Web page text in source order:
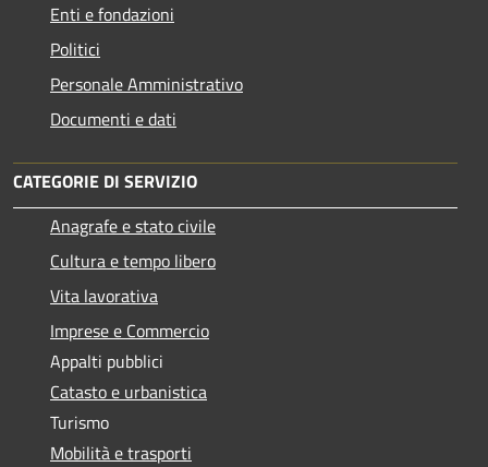
Enti e fondazioni
Politici
Personale Amministrativo
Documenti e dati
CATEGORIE DI SERVIZIO
Anagrafe e stato civile
Cultura e tempo libero
Vita lavorativa
Imprese e Commercio
Appalti pubblici
Catasto e urbanistica
Turismo
Mobilità e trasporti